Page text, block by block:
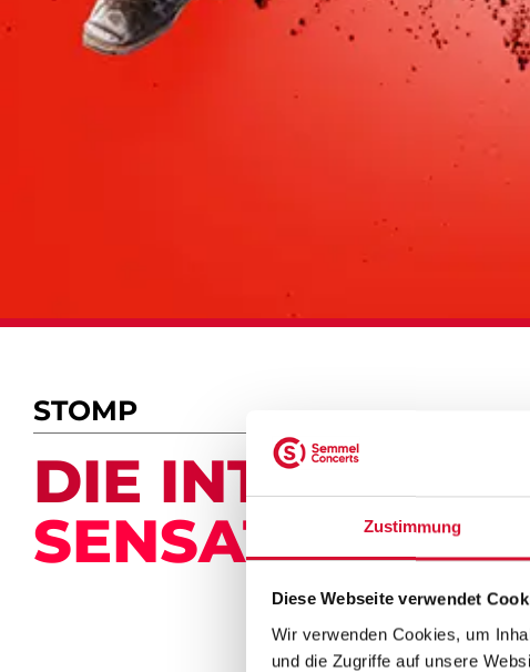
Zustimmung
Diese Webseite verwendet
Wir verwenden Cookies, um
und die Zugriffe auf unsere
STOMP
DIE
SEN­SA­TI­ON